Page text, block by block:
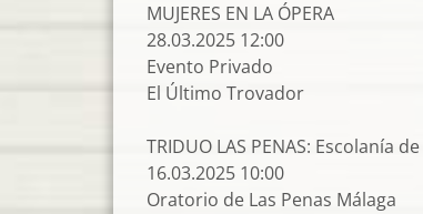
MUJERES EN LA ÓPERA
28.03.2025 12:00
Evento Privado
El Último Trovador
TRIDUO LAS PENAS: Escolanía
16.03.2025 10:00
Oratorio de Las Penas Málaga